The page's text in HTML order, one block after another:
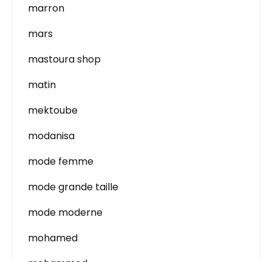
marron
mars
mastoura shop
matin
mektoube
modanisa
mode femme
mode grande taille
mode moderne
mohamed